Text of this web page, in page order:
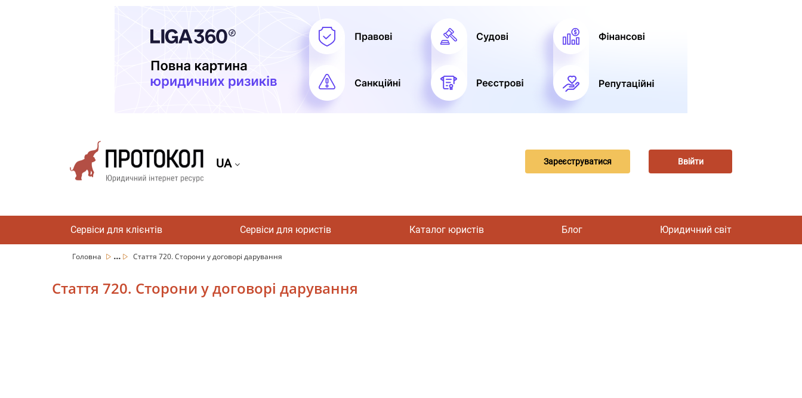
UA Зареєструватися Ввійти
Сервіси для клієнтів Сервіси для юристів Каталог юристів Блог Юридичний світ
Головна ... Стаття 720. Сторони у договорі дарування
Стаття 720. Сторони у договорі дарування